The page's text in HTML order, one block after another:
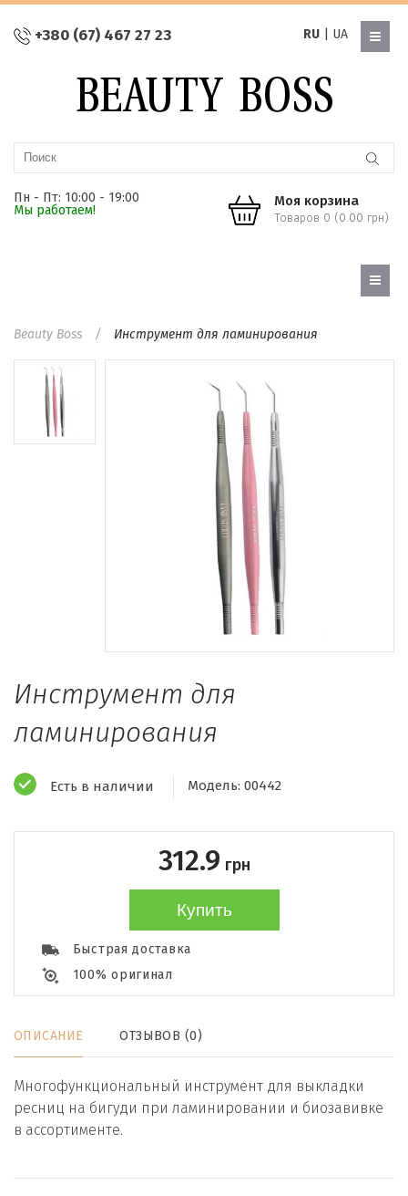
+380 (67) 467 27 23 RU| UA
Пн - Пт: 10:00 - 19:00
Мы работаем!
Моя корзина
Товаров 0 (0.00 грн)
Beauty Boss Инструмент для ламинирования
Инструмент для
ламинирования
Есть в наличии Модель: 00442
312.9 грн
Купить
Быстрая доставка
100% оригинал
ОПИСАНИЕ ОТЗЫВОВ (0)
Многофункциональный инструмент для выкладки
ресниц на бигуди при ламинировании и биозавивке
в ассортименте.